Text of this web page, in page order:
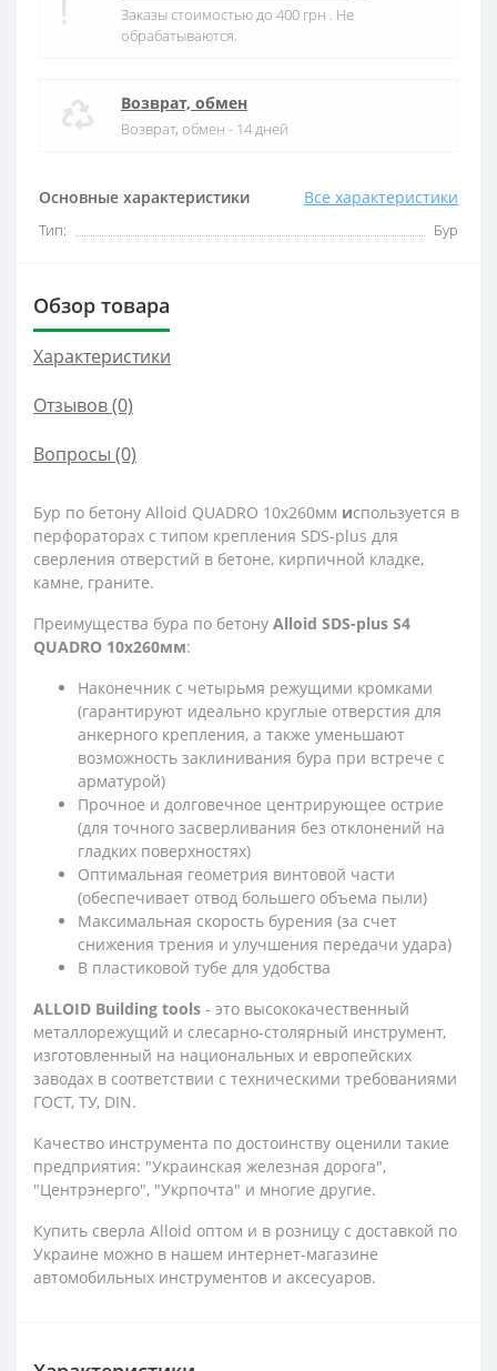
Основные характеристики Все характеристики
Тип: Бур
Заказы стоимостью до 400 грн . Не
обрабатываются.
Возврат, обмен
Возврат, обмен - 14 дней
Обзор товара
Характеристики
Отзывов (0)
Вопросы (0)
Бур по бетону Alloid QUADRO 10x260мм используется в
перфораторах с типом крепления SDS-plus для
сверления отверстий в бетоне, кирпичной кладке,
камне, граните.
Преимущества бура по бетону Alloid SDS-plus S4
QUADRO 10x260мм:
Наконечник с четырьмя режущими кромками
(гарантируют идеально круглые отверстия для
анкерного крепления, а также уменьшают
возможность заклинивания бура при встрече с
арматурой)
Прочное и долговечное центрирующее острие
(для точного засверливания без отклонений на
гладких поверхностях)
Оптимальная геометрия винтовой части
(обеспечивает отвод большего объема пыли)
Максимальная скорость бурения (за счет
снижения трения и улучшения передачи удара)
В пластиковой тубе для удобства
ALLOID Building tools - это высококачественный
металлорежущий и слесарно-столярный инструмент,
изготовленный на национальных и европейских
заводах в соответствии с техническими требованиями
ГОСТ, ТУ, DIN.
Качество инструмента по достоинству оценили такие
предприятия: "Украинская железная дорога",
"Центрэнерго", "Укрпочта" и многие другие.
Купить сверла Alloid оптом и в розницу с доставкой по
Украине можно в нашем интернет-магазине
автомобильных инструментов и аксесуаров.